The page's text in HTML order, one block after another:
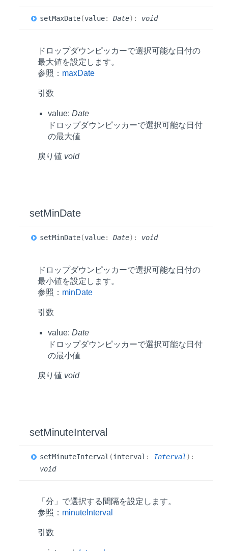
setMaxDate(value: Date) : void
ドロップダウンピッカーで選択可能な日付の
最大値を設定します。
参照： maxDate
引数
value: Date
ドロップダウンピッカーで選択可能な日付
の最大値
戻り値 void
setMinDate
setMinDate(value: Date) : void
ドロップダウンピッカーで選択可能な日付の
最小値を設定します。
参照： minDate
引数
value: Date
ドロップダウンピッカーで選択可能な日付
の最小値
戻り値 void
setMinuteInterval
setMinuteInterval (interval : Interval ) :
void
「分」で選択する間隔を設定します。
参照： minuteInterval
引数